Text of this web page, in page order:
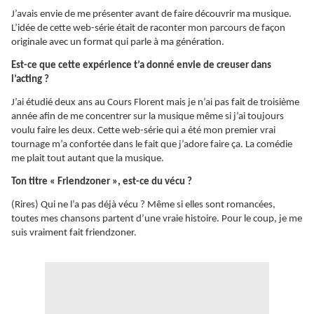
J’avais envie de me présenter avant de faire découvrir ma musique.
L’idée de cette web-série était de raconter mon parcours de façon
originale avec un format qui parle à ma génération.
Est-ce que cette expérience t’a donné envie de creuser dans
l’acting ?
J’ai étudié deux ans au Cours Florent mais je n’ai pas fait de troisième
année afin de me concentrer sur la musique même si j’ai toujours
voulu faire les deux. Cette web-série qui a été mon premier vrai
tournage m’a confortée dans le fait que j’adore faire ça. La comédie
me plait tout autant que la musique.
Ton titre « Friendzoner », est-ce du vécu ?
(Rires) Qui ne l’a pas déjà vécu ? Même si elles sont romancées,
toutes mes chansons partent d’une vraie histoire. Pour le coup, je me
suis vraiment fait friendzoner.